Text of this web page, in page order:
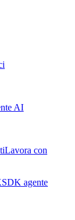
AI
Lavora con
SDK agente